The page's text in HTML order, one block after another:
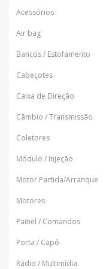
Acessórios
Air bag
Bancos / Estofamento
Cabeçotes
Caixa de Direção
Câmbio / Transmissão
Coletores
Módulo / Injeção
Motor Partida/Arranque
Motores
Painel / Comandos
Porta / Capô
Rádio / Multimídia